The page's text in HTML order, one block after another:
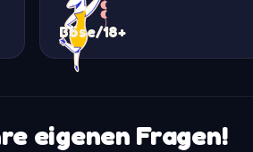
Böse/18+
eigenen Fragen!